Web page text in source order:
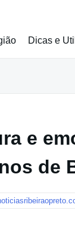
Dicas e
e
de